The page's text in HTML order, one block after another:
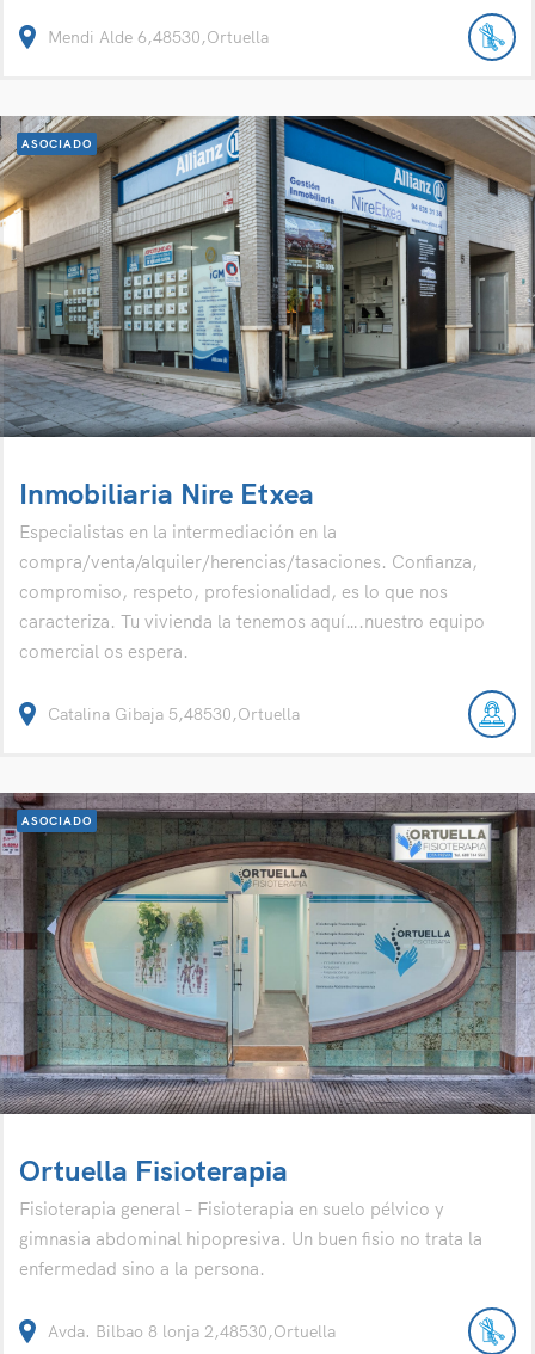
Mendi Alde 6,48530,Ortuella
ASOCIADO
Inmobiliaria Nire Etxea
Especialistas en la intermediación en la
compra/venta/alquiler/herencias/tasaciones. Confianza,
compromiso, respeto, profesionalidad, es lo que nos
caracteriza. Tu vivienda la tenemos aquí….nuestro equipo
comercial os espera.
Catalina Gibaja 5,48530,Ortuella
ASOCIADO
Ortuella Fisioterapia
Fisioterapia general – Fisioterapia en suelo pélvico y
gimnasia abdominal hipopresiva. Un buen fisio no trata la
enfermedad sino a la persona.
Avda. Bilbao 8 lonja 2,48530,Ortuella